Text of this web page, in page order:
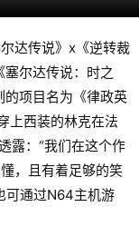
达传说》x《逆转裁
尔达传说：时之
项目名为《律政英
上西装的林克在法
露：“我们在这个作
，且有着足够的笑
可通过N64主机游